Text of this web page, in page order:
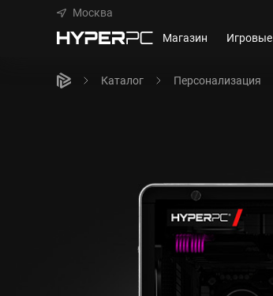
Москва
Магазин
Игровые
Каталог Персонализация